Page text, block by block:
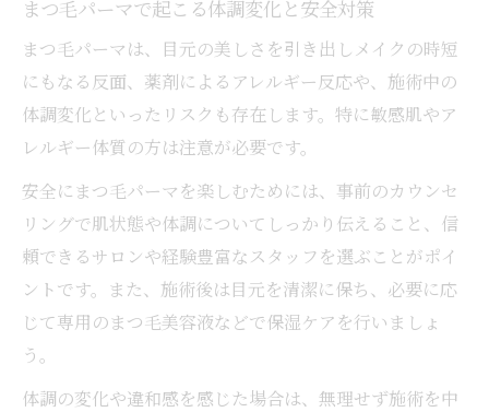
まつ毛パーマで起こる体調変化と安全対策
まつ毛パーマは、目元の美しさを引き出しメイクの時短
にもなる反面、薬剤によるアレルギー反応や、施術中の
体調変化といったリスクも存在します。特に敏感肌やア
レルギー体質の方は注意が必要です。
安全にまつ毛パーマを楽しむためには、事前のカウンセ
リングで肌状態や体調についてしっかり伝えること、信
頼できるサロンや経験豊富なスタッフを選ぶことがポイ
ントです。また、施術後は目元を清潔に保ち、必要に応
じて専用のまつ毛美容液などで保湿ケアを行いましょ
う。
体調の変化や違和感を感じた場合は、無理せず施術を中